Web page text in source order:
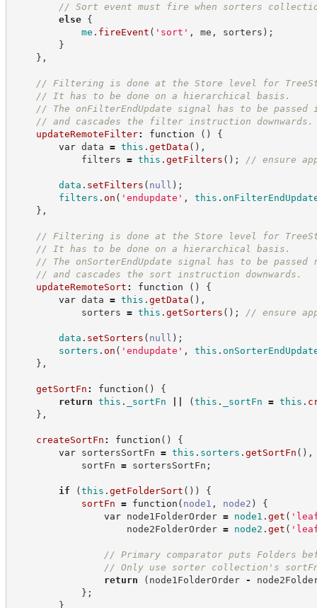
// Sort event must fire when sorters
else
{
me . fireEvent ( ' sort ' , me , sorters ) ;
}
} ,
// Filtering is done at the Store level for
// It has to be done on a hierarchical basis.
// The onFilterEndUpdate signal has to be
// and cascades the filter instruction downwards.
updateRemoteFilter: function ( )
{
var data = this . getData ( ) ,
filters = this . getFilters ( ) ; // ensure
data . setFilters ( null ) ;
filters . on ( ' endupdate ' , this .
} ,
// Filtering is done at the Store level for
// It has to be done on a hierarchical basis.
// The onSorterEndUpdate signal has to be
// and cascades the sort instruction downwards.
updateRemoteSort : function ( )
{
var data = this . getData ( ) ,
sorters = this . getSorters ( ) ; // ensure
data . setSorters ( null ) ;
sorters . on ( ' endupdate ' , this .
} ,
getSortFn : function ( )
{
return this . _sortFn (this . _sortFn = this .
} ,
createSortFn : function ( )
{
var sortersSortFn = this . sorters . getSortFn ( ) ,
sortFn = sortersSortFn ;
if (this . getFolderSort ( ) )
{
sortFn = function ( node1 , node2 )
{
var node1FolderOrder = node1 . get ( '
node2FolderOrder = node2 . get ( '
// Primary comparator puts Folders
// Only use sorter collection's
return
( node1FolderOrder -
} ;
}